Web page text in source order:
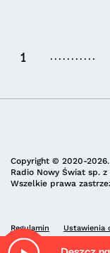
1 ...........
Copyright © 2020-2026.
Radio Nowy Świat sp. z
Wszelkie prawa
Regulamin Ustawienia